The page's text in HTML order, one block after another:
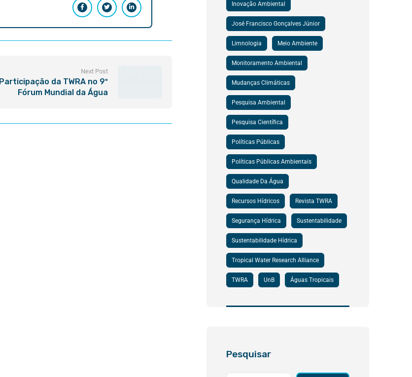
Next Post
Participação da TWRA no 9º
Fórum Mundial da Água
Inovação Ambiental
José Francisco Gonçalves Júnior
Limnologia Meio Ambiente
Monitoramento Ambiental
Mudanças Climáticas
Pesquisa Ambiental
Pesquisa Científica
Políticas Públicas
Políticas Públicas Ambientais
Qualidade Da Água
Recursos Hídricos Revista TWRA
Segurança Hídrica Sustentabilidade
Sustentabilidade Hídrica
Tropical Water Research Alliance
TWRA UnB Águas Tropicais
Pesquisar